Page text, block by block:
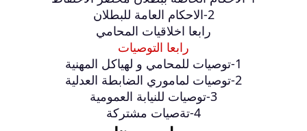
2-الاحكام العامة للبطلان
رابعا اخلاقيات المحامي
رابعا التوصيات
1-توصيات للمحامي و لهياكل المهنية
2-توصيات لماموري الضابطة العدلية
3-توصيات للنيابة العمومية
4-تةصيات مشتركة